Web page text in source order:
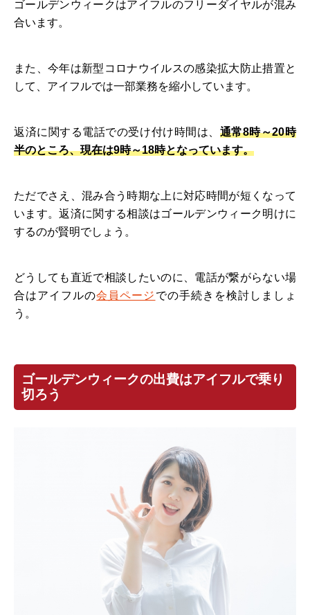
ゴールデンウィークはアイフルのフリーダイヤルが混み
合います。
また、今年は新型コロナウイルスの感染拡大防止措置と
して、アイフルでは一部業務を縮小しています。
返済に関する電話での受け付け時間は、 通常8時～20時
半のところ、現在は9時～18時となっています。
ただでさえ、混み合う時期な上に対応時間が短くなって
います。返済に関する相談はゴールデンウィーク明けに
するのが賢明でしょう。
どうしても直近で相談したいのに、電話が繋がらない場
合はアイフルの会員ページ での手続きを検討しましょ
う。
ゴールデンウィークの出費はアイフルで乗り
切ろう